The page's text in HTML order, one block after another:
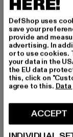
BEN!
Melde dich
erhalte
nds,
er E-Mail!
MÄNNER
HERE!
DefShop uses
save your
provide and
advertising. In
or to use cookies.
your data in the
the EU data
this, click on
agree to this.
ACCEPT